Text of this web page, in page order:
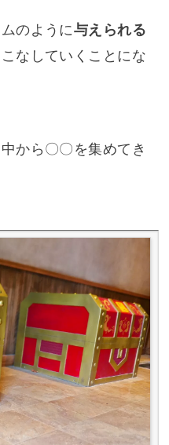
のように与えられる
なしていくことにな
から〇〇を集めてき